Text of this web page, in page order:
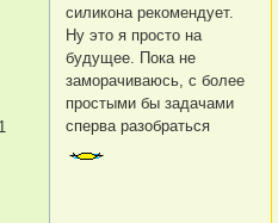
силикона рекомендует.
Ну это я просто на
будущее. Пока не
заморачиваюсь, с более
простыми бы задачами
сперва разобраться